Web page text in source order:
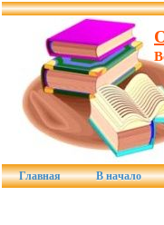
Главная В начало